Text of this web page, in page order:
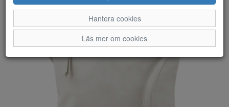
Hantera cookies
Läs mer om cookies